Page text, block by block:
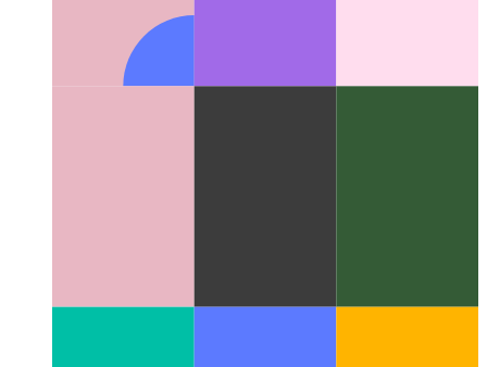
netwerkdata in u webprogram te bepaal